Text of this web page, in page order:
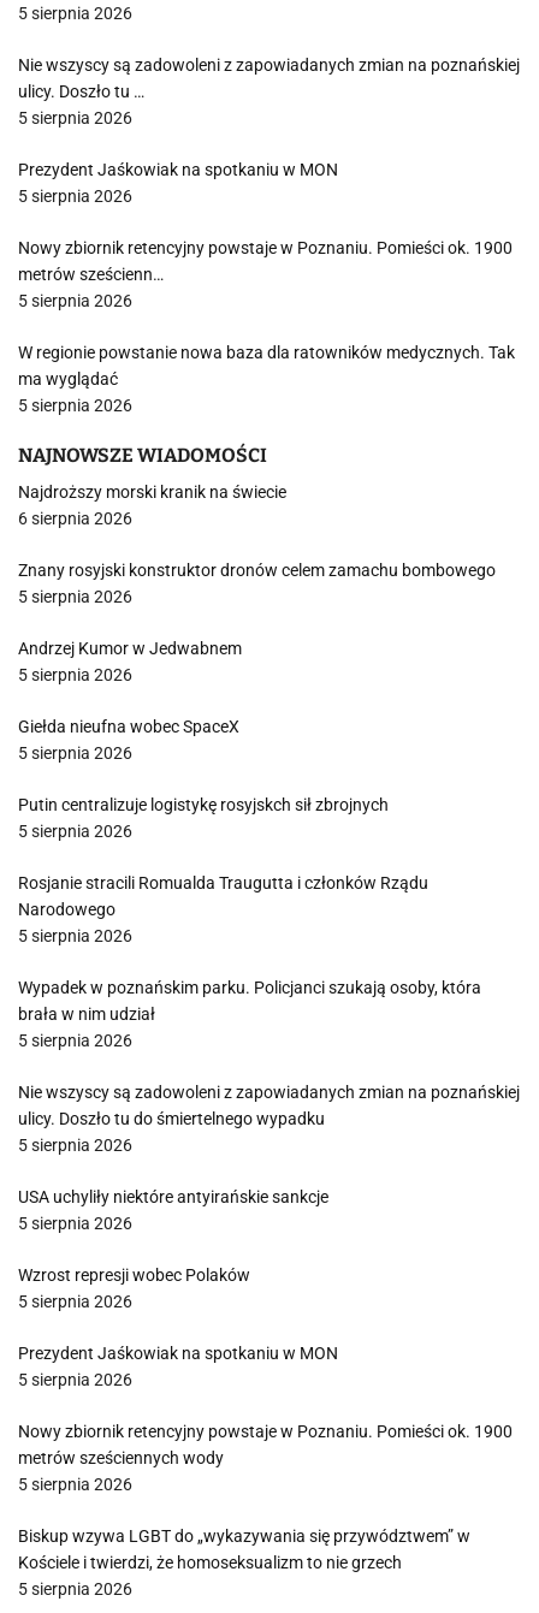
5 sierpnia 2026
Nie wszyscy są zadowoleni z zapowiadanych zmian na poznańskiej
ulicy. Doszło tu …
5 sierpnia 2026
Prezydent Jaśkowiak na spotkaniu w MON
5 sierpnia 2026
Nowy zbiornik retencyjny powstaje w Poznaniu. Pomieści ok. 1900
metrów sześcienn…
5 sierpnia 2026
W regionie powstanie nowa baza dla ratowników medycznych. Tak
ma wyglądać
5 sierpnia 2026
NAJNOWSZE WIADOMOŚCI
Najdroższy morski kranik na świecie
6 sierpnia 2026
Znany rosyjski konstruktor dronów celem zamachu bombowego
5 sierpnia 2026
Andrzej Kumor w Jedwabnem
5 sierpnia 2026
Giełda nieufna wobec SpaceX
5 sierpnia 2026
Putin centralizuje logistykę rosyjskch sił zbrojnych
5 sierpnia 2026
Rosjanie stracili Romualda Traugutta i członków Rządu
Narodowego
5 sierpnia 2026
Wypadek w poznańskim parku. Policjanci szukają osoby, która
brała w nim udział
5 sierpnia 2026
Nie wszyscy są zadowoleni z zapowiadanych zmian na poznańskiej
ulicy. Doszło tu do śmiertelnego wypadku
5 sierpnia 2026
USA uchyliły niektóre antyirańskie sankcje
5 sierpnia 2026
Wzrost represji wobec Polaków
5 sierpnia 2026
Prezydent Jaśkowiak na spotkaniu w MON
5 sierpnia 2026
Nowy zbiornik retencyjny powstaje w Poznaniu. Pomieści ok. 1900
metrów sześciennych wody
5 sierpnia 2026
Biskup wzywa LGBT do „wykazywania się przywództwem” w
Kościele i twierdzi, że homoseksualizm to nie grzech
5 sierpnia 2026